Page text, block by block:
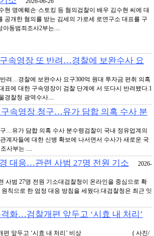
명예훼손·스토킹 등 혐의검찰이 배우 김수현 씨에 대
공개한 혐의를 받는 김세의 가로세 로연구소 대표를 구
아동범죄조사2부는....
속영장 또 반려…경찰에 보완수사 요
려…경찰에 보완수사 요구300억 원대 투자금 편취 의혹
표에 대한 구속영장이 검찰 단계에 서 또다시 반려됐다.1
경찰청 광역수사....
속영장 청구…유가 담합 의혹 수사 분
…유가 담합 의혹 수사 분수령검찰이 국내 정유업계의
계자들에 대한 신병 확보에 나서면서 수사가 새로운 국
사부는 ....
대응…관련 사범 27명 전원 기소 2026-
사범 27명 전원 기소대검찰청이 온라인을 중심으로 확
칙으로 한 엄정 대응 방침을 세웠다.대검찰청은 최근 잇
화…검찰개편 앞두고 ‘시효 내 처리’
검찰개편 앞두고 ‘시효 내 처리’ 비상 ( 사진/